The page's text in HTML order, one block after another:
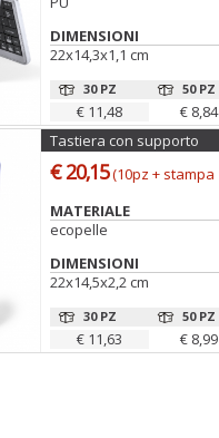
DIMENSIONI
22x14,3x1,1 cm
30 PZ
€ 11,48
50 PZ
€ 8,84
Tastiera con supporto
€ 20,15(10pz +
MATERIALE
ecopelle
DIMENSIONI
22x14,5x2,2 cm
30 PZ
€ 11,63
50 PZ
€ 8,99